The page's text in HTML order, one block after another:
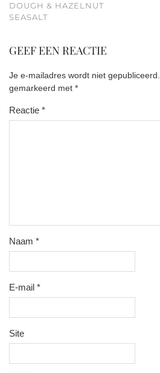
DOUGH & HAZELNUT
SEASALT
GEEF EEN REACTIE
Je e-mailadres wordt niet gepubliceerd.
gemarkeerd met *
Reactie *
Naam *
E-mail *
Site